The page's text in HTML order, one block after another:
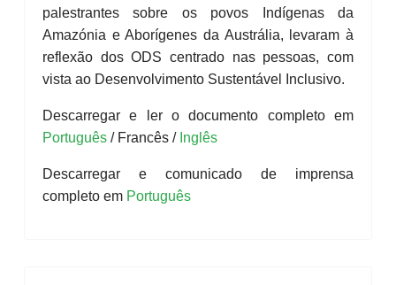
palestrantes sobre os povos Indígenas da
Amazónia e Aborígenes da Austrália, levaram à
reflexão dos ODS centrado nas pessoas, com
vista ao Desenvolvimento Sustentável Inclusivo.
Descarregar e ler o documento completo em
Português / Francês / Inglês
Descarregar e comunicado de imprensa
completo em Português